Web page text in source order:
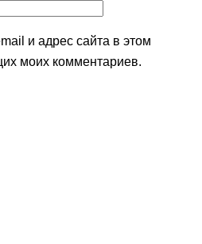
и адрес сайта в этом
моих комментариев.